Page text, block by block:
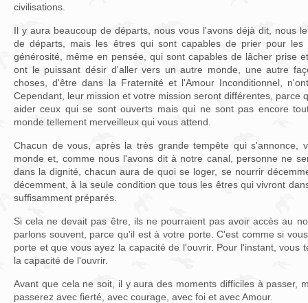
civilisations.
Il y aura beaucoup de départs, nous vous l'avons déjà dit, nous
de départs, mais les êtres qui sont capables de prier pour
générosité, même en pensée, qui sont capables de lâcher prise
ont le puissant désir d'aller vers un autre monde, une autre
choses, d'être dans la Fraternité et l'Amour Inconditionnel,
Cependant, leur mission et votre mission seront différentes, parce
aider ceux qui se sont ouverts mais qui ne sont pas encore
monde tellement merveilleux qui vous attend.
Chacun de vous, après la très grande tempête qui s'annonce,
monde et, comme nous l'avons dit à notre canal, personne ne
dans la dignité, chacun aura de quoi se loger, se nourrir
décemment, à la seule condition que tous les êtres qui vivront
suffisamment préparés.
Si cela ne devait pas être, ils ne pourraient pas avoir accès au
parlons souvent, parce qu'il est à votre porte. C'est comme si
porte et que vous ayez la capacité de l'ouvrir. Pour l'instant, vous
la capacité de l'ouvrir.
Avant que cela ne soit, il y aura des moments difficiles à passer,
passerez avec fierté, avec courage, avec foi et avec Amour.